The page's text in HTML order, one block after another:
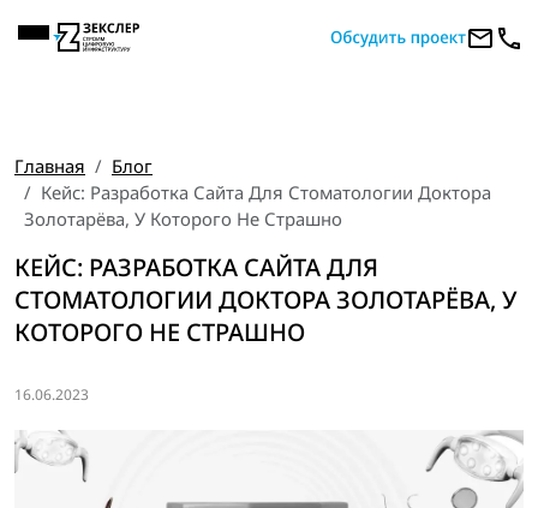
Главная
Блог
Кейс: Разработка Сайта Для Стоматологии Доктора
Золотарёва, У Которого Не Страшно
КЕЙС: РАЗРАБОТКА САЙТА ДЛЯ
СТОМАТОЛОГИИ ДОКТОРА ЗОЛОТАРЁВА, У
КОТОРОГО НЕ СТРАШНО
16.06.2023